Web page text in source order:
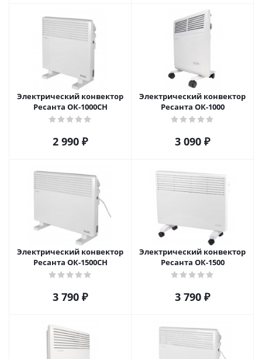
Электрический конвектор
Ресанта ОК-1000СН
2 990 ₽
Электрический конвектор
Ресанта ОК-1000
3 090 ₽
Электрический конвектор
Ресанта ОК-1500СН
3 790 ₽
Электрический конвектор
Ресанта ОК-1500
3 790 ₽